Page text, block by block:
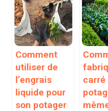
Comment
utiliser de
l’engrais
liquide pour
son potager
carré